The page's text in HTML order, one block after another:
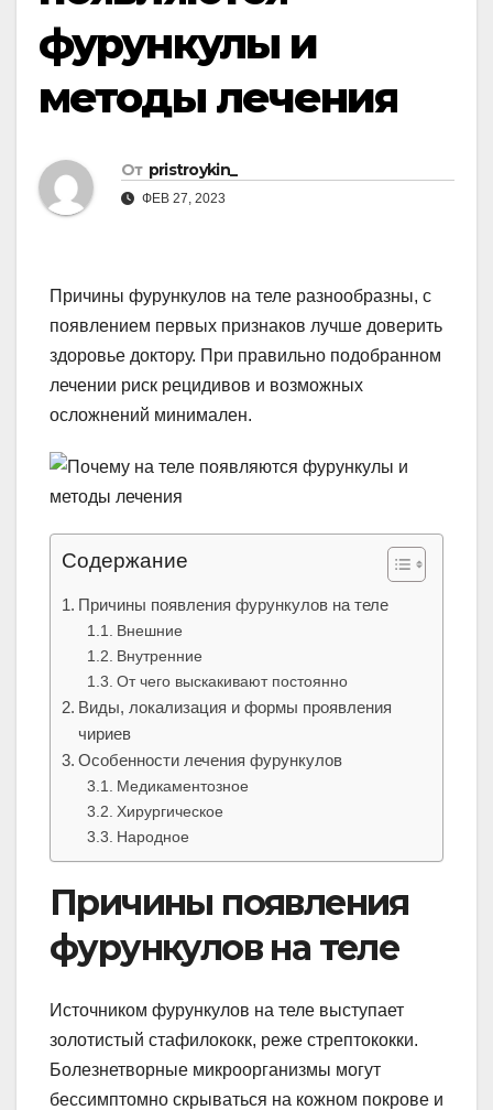
фурункулы и
методы лечения
От pristroykin_
ФЕВ 27, 2023
Причины фурункулов на теле разнообразны, с
появлением первых признаков лучше доверить
здоровье доктору. При правильно подобранном
лечении риск рецидивов и возможных
осложнений минимален.
Содержание
Причины появления фурункулов на теле
Внешние
Внутренние
От чего выскакивают постоянно
Виды, локализация и формы проявления
чириев
Особенности лечения фурункулов
Медикаментозное
Хирургическое
Народное
Причины появления
фурункулов на теле
Источником фурункулов на теле выступает
золотистый стафилококк, реже стрептококки.
Болезнетворные микроорганизмы могут
бессимптомно скрываться на кожном покрове и